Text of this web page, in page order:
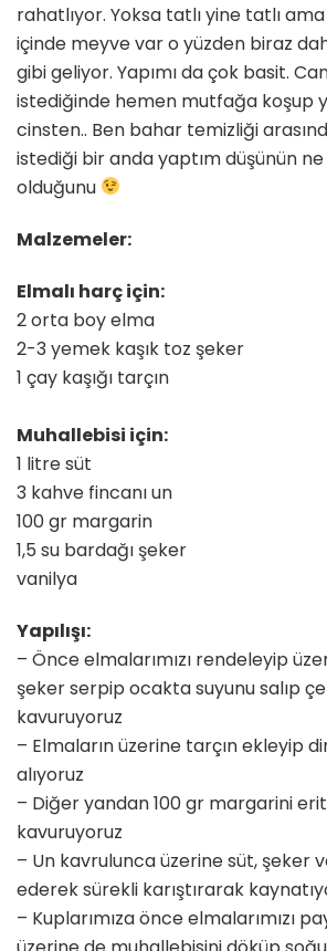
rahatlıyor. Yoksa tatlı yine tatlı
içinde meyve var o yüzden biraz
gibi geliyor. Yapımı da çok basit.
istediğinde hemen mutfağa koşup
cinsten.. Ben bahar temizliği
istediği bir anda yaptım düşünün
olduğunu
Malzemeler:
Elmalı harç için:
2 orta boy elma
2-3 yemek kaşık toz şeker
1 çay kaşığı tarçın
Muhallebisi için:
1 litre süt
3 kahve fincanı un
100 gr margarin
1,5 su bardağı şeker
vanilya
Yapılışı:
– Önce elmalarımızı rendeleyip
şeker serpip ocakta suyunu salıp
kavuruyoruz
– Elmaların üzerine tarçın ekleyip
alıyoruz
– Diğer yandan 100 gr margarini
kavuruyoruz
– Un kavrulunca üzerine süt, şeker
ederek sürekli karıştırarak
– Kuplarımıza önce elmalarımızı